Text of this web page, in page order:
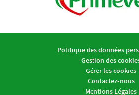
Politique des données
Gestion des
Gérer les cookies
Contactez-nous
Mentions Légales